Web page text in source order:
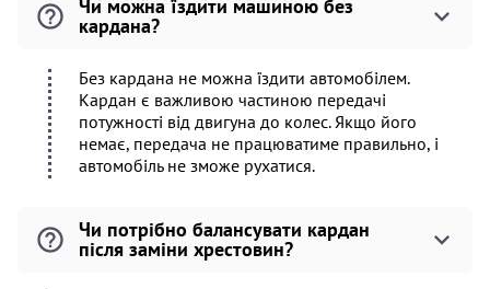
Чи можна їздити машиною без
кардана?
Без кардана не можна їздити автомобілем.
Кардан є важливою частиною передачі
потужності від двигуна до колес. Якщо його
немає, передача не працюватиме правильно, і
автомобіль не зможе рухатися.
Чи потрібно балансувати кардан
після заміни хрестовин?